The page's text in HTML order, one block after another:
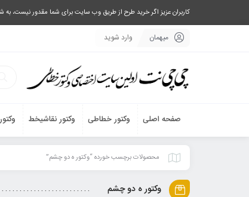
کاربران عزیز اگر خرید طرح از طریق وب سایت برای شما مقدور نیست، به شماره بله یا تلگرام 09033063003 پیام بفرستید، یا تماس بگیرید و
میهمان وارد شوید
صفحه اصلی وکتور خطاطی وکتور نقاشیخط
محصولات برچسب خورده “وکتور ه دو چشم”
وکتور ه دو چشم